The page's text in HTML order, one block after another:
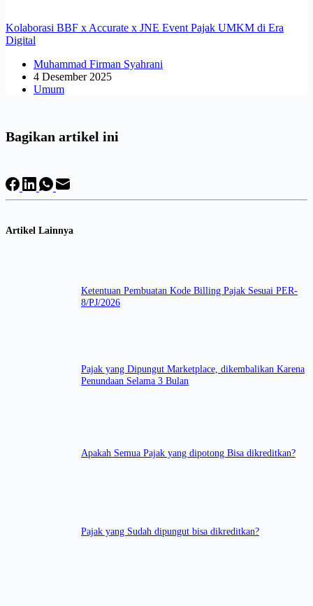
Kolaborasi BBF x Accurate x JNE Event Pajak UMKM di Era
Digital
Muhammad Firman Syahrani
4 Desember 2025
Umum
Bagikan artikel ini
Artikel Lainnya
Ketentuan Pembuatan Kode Billing Pajak Sesuai PER-
8/PJ/2026
Pajak yang Dipungut Marketplace, dikembalikan Karena
Penundaan Selama 3 Bulan
Apakah Semua Pajak yang dipotong Bisa dikreditkan?
Pajak yang Sudah dipungut bisa dikreditkan?